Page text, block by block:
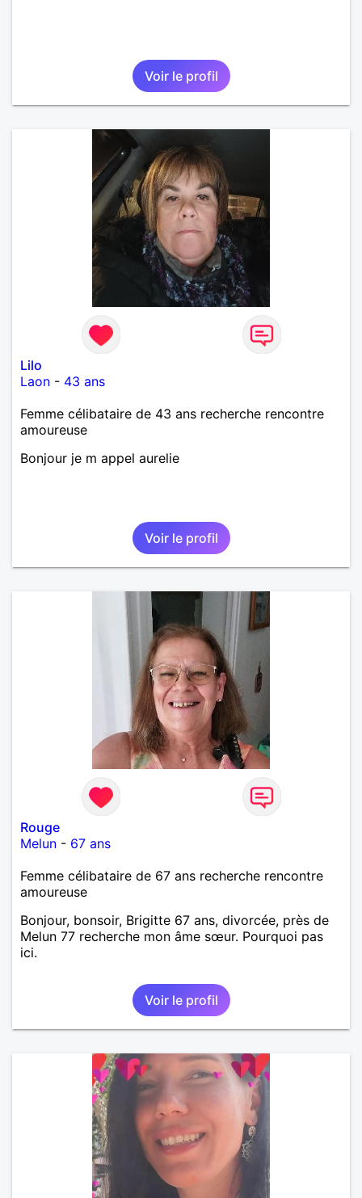
Voir le profil
Lilo
Laon - 43 ans
Femme célibataire de 43 ans recherche rencontre
amoureuse
Bonjour je m appel aurelie
Voir le profil
Rouge
Melun - 67 ans
Femme célibataire de 67 ans recherche rencontre
amoureuse
Bonjour, bonsoir, Brigitte 67 ans, divorcée, près de
Melun 77 recherche mon âme sœur. Pourquoi pas
ici.
Voir le profil